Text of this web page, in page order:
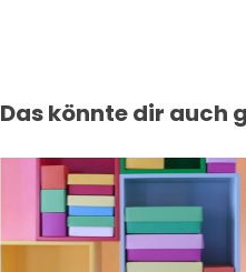
Das könnte dir auch